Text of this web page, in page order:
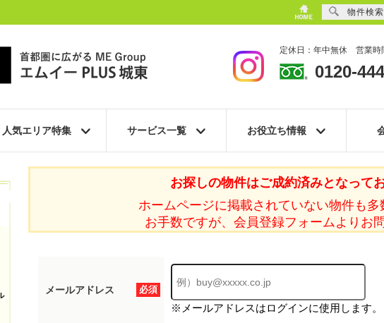
定休日：年中無休 営業時
0120-
人気エリア特集 サービス一覧 お役立ち情報
お探しの物件はご成約済みとなってお
ホームページに掲載されていない物件も多
お手数ですが、会員登録フォームよりお
必須
メールアドレス
※メールアドレスはログインに使用します。
物件検索